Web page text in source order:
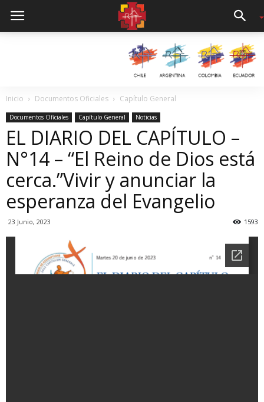
Inicio Documentos Oficiales Capítulo General
Documentos Oficiales Capítulo General Noticias
EL DIARIO DEL CAPÍTULO –
N°14 – “El Reino de Dios está
cerca.”Vivir y anunciar la
esperanza del Evangelio
23 Junio, 2023 1593